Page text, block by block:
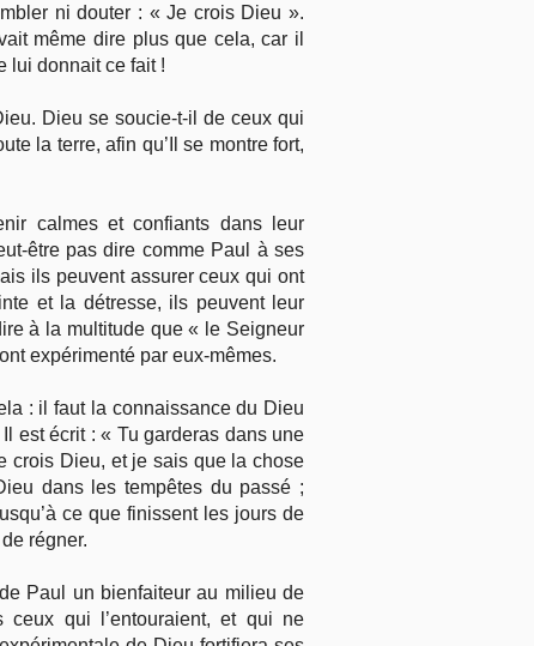
Dictionnaires bibliques
ni douter : « Je crois Dieu ».
même dire plus que cela, car il
lui donnait ce fait !
Dieu se soucie-t-il de ceux qui
la terre, afin qu’Il se montre fort,
calmes et confiants dans leur
être pas dire comme Paul à ses
ils peuvent assurer ceux qui ont
et la détresse, ils peuvent leur
à la multitude que « le Seigneur
expérimenté par eux-mêmes.
: il faut la connaissance du Dieu
est écrit : « Tu garderas dans une
crois Dieu, et je sais que la chose
dans les tempêtes du passé ;
ce que finissent les jours de
régner.
Paul un bienfaiteur au milieu de
ceux qui l’entouraient, et qui ne